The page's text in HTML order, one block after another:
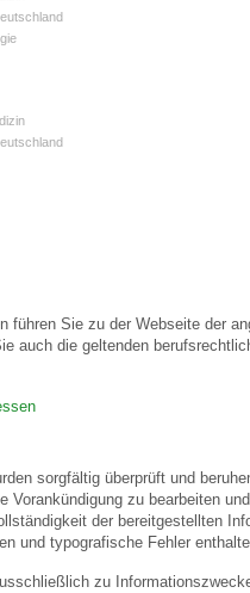
führen Sie zu der Webseite der
auch die geltenden
sorgfältig überprüft und
Vorankündigung zu bearbeiten
der bereitgestellten
und typografische Fehler
zu